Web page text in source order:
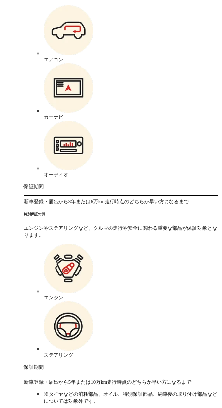
エアコン
カーナビ
オーディオ
保証期間
新車登録・届出から3年または6万km走行時点のどちらか早い方になるまで
特別保証の例
エンジンやステアリングなど、クルマの走行や安全に関わる重要な部品が保証対象とな
ります。
エンジン
ステアリング
保証期間
新車登録・届出から5年または10万km走行時点のどちらか早い方になるまで
※タイヤなどの消耗部品、オイル、特別保証部品、納車後の取り付け部品など
については対象外です。